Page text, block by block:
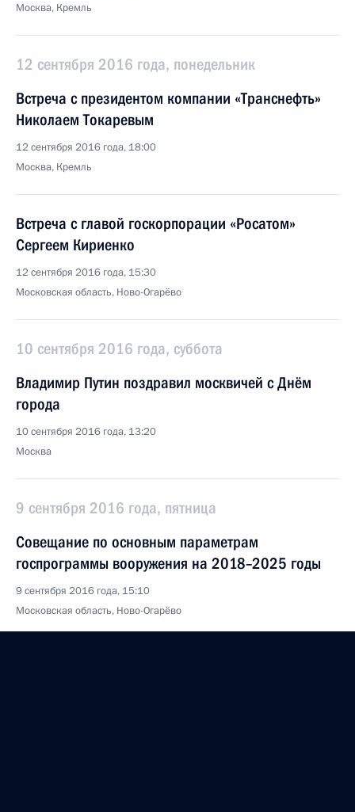
Москва, Кремль
12 сентября 2016 года, понедельник
Встреча с президентом компании «Транснефть»
Николаем Токаревым
12 сентября 2016 года, 18:00
Москва, Кремль
Встреча с главой госкорпорации «Росатом»
Сергеем Кириенко
12 сентября 2016 года, 15:30
Московская область, Ново-Огарёво
10 сентября 2016 года, суббота
Владимир Путин поздравил москвичей с Днём
города
10 сентября 2016 года, 13:20
Москва
9 сентября 2016 года, пятница
Совещание по основным параметрам
госпрограммы вооружения на 2018–2025 годы
9 сентября 2016 года, 15:10
Московская область, Ново-Огарёво